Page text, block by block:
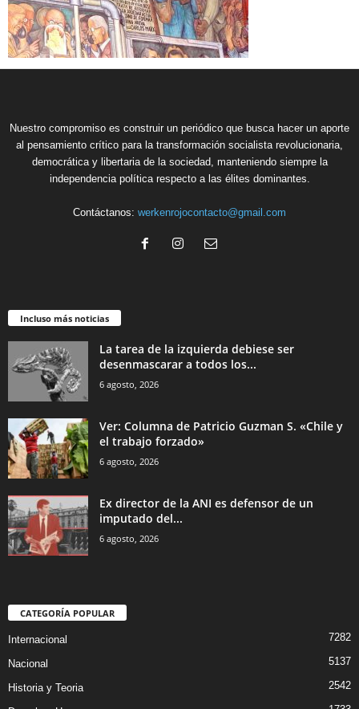
Nuestro compromiso es construir un periódico que busca hacer un aporte
al pensamiento crítico para la transformación socialista revolucionaria,
democrática y libertaria de la sociedad, manteniendo siempre la
independencia política respecto a las élites dominantes.
Contáctanos: werkenrojocontacto@gmail.com
Incluso más noticias
La tarea de la izquierda debiese ser
desenmascarar a todos los...
6 agosto, 2026
Ver: Columna de Patricio Guzman S. «Chile y
el trabajo forzado»
6 agosto, 2026
Ex director de la ANI es defensor de un
imputado del...
6 agosto, 2026
CATEGORÍA POPULAR
Internacional 7282
Nacional 5137
Historia y Teoria 2542